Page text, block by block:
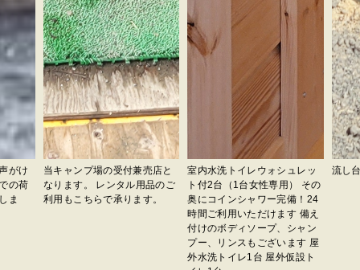
がけ
の荷
ま
当キャンプ場の受付兼売店と
なります。 レンタル用品のご
利用もこちらで承ります。
室内水洗トイレウォシュレッ
ト付2台（1台女性専用） その
奥にコインシャワー完備！24
時間ご利用いただけます 備え
付けのボディソープ、シャン
プー、リンスもございます 屋
外水洗トイレ1台 屋外仮設ト
流し